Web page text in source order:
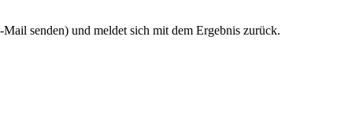
senden) und meldet sich mit dem Ergebnis zurück.